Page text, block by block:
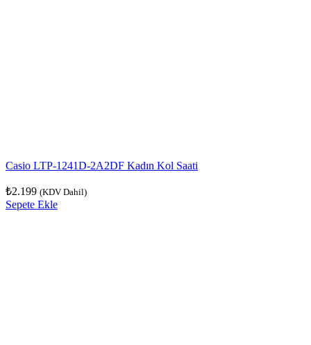
Casio LTP-1241D-2A2DF Kadın Kol Saati
₺2.199 (KDV Dahil)
Sepete Ekle